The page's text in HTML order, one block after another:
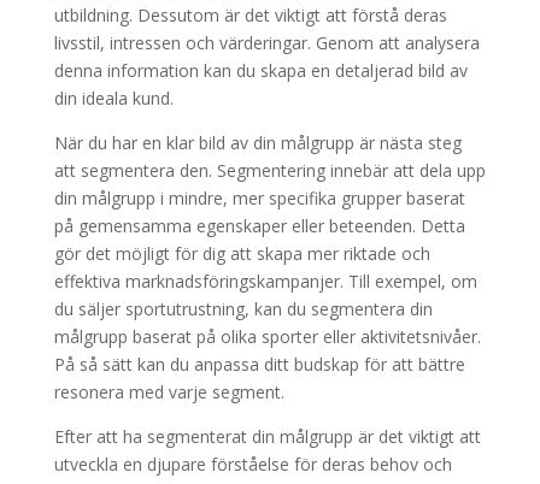
utbildning. Dessutom är det viktigt att förstå deras
livsstil, intressen och värderingar. Genom att analysera
denna information kan du skapa en detaljerad bild av
din ideala kund.
När du har en klar bild av din målgrupp är nästa steg
att segmentera den. Segmentering innebär att dela upp
din målgrupp i mindre, mer specifika grupper baserat
på gemensamma egenskaper eller beteenden. Detta
gör det möjligt för dig att skapa mer riktade och
effektiva marknadsföringskampanjer. Till exempel, om
du säljer sportutrustning, kan du segmentera din
målgrupp baserat på olika sporter eller aktivitetsnivåer.
På så sätt kan du anpassa ditt budskap för att bättre
resonera med varje segment.
Efter att ha segmenterat din målgrupp är det viktigt att
utveckla en djupare förståelse för deras behov och